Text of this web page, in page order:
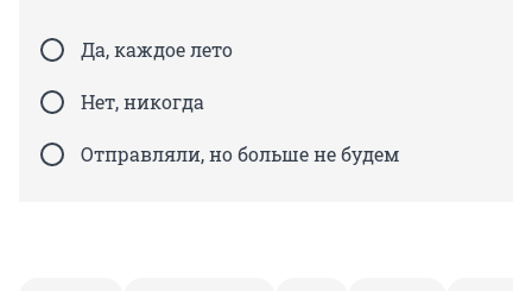
Да, каждое лето
Нет, никогда
Отправляли, но больше не будем